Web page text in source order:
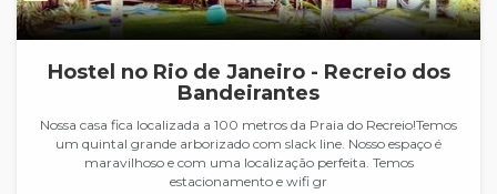
Hostel no Rio de Janeiro - Recreio dos
Bandeirantes
Nossa casa fica localizada a 100 metros da Praia do Recreio!Temos
um quintal grande arborizado com slack line. Nosso espaço é
maravilhoso e com uma localização perfeita. Temos
estacionamento e wifi gr